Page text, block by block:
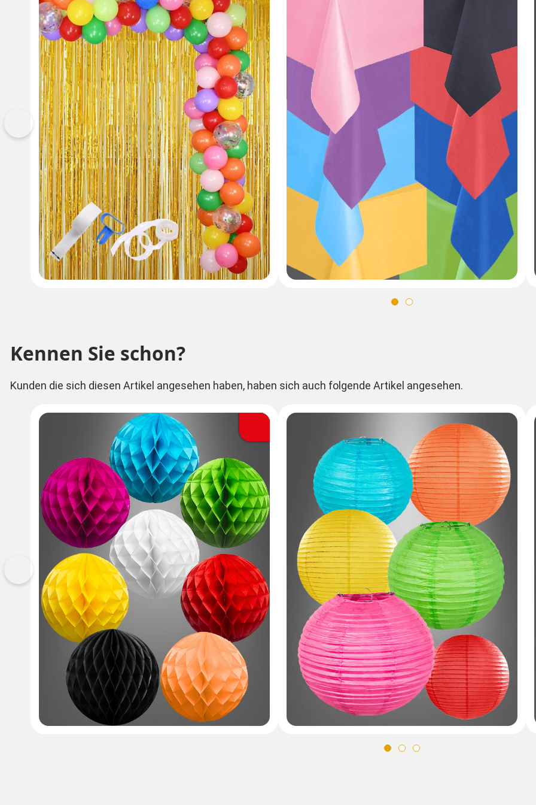
Vorherige
Kennen Sie schon?
Kunden die sich diesen Artikel angesehen haben, haben sich auch folgende Artikel angesehen.
Vorherige